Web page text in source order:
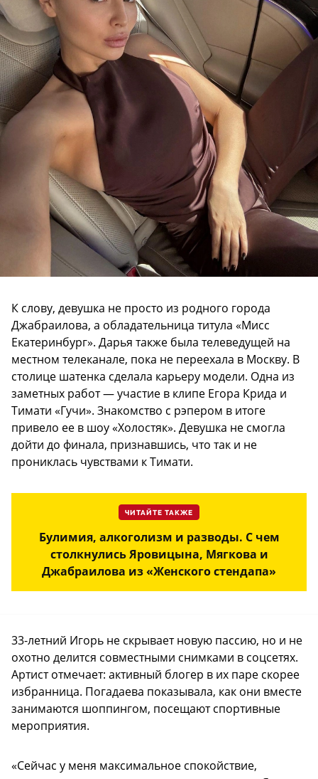
К слову, девушка не просто из родного города
Джабраилова, а обладательница титула «Мисс
Екатеринбург». Дарья также была телеведущей на
местном телеканале, пока не переехала в Москву. В
столице шатенка сделала карьеру модели. Одна из
заметных работ — участие в клипе Егора Крида и
Тимати «Гучи». Знакомство с рэпером в итоге
привело ее в шоу «Холостяк». Девушка не смогла
дойти до финала, признавшись, что так и не
прониклась чувствами к Тимати.
ЧИТАЙТЕ ТАКЖЕ
Булимия, алкоголизм и разводы. С чем
столкнулись Яровицына, Мягкова и
Джабраилова из «Женского стендапа»
33-летний Игорь не скрывает новую пассию, но и не
охотно делится совместными снимками в соцсетях.
Артист отмечает: активный блогер в их паре скорее
избранница. Погадаева показывала, как они вместе
занимаются шоппингом, посещают спортивные
мероприятия.
«Сейчас у меня максимальное спокойствие,